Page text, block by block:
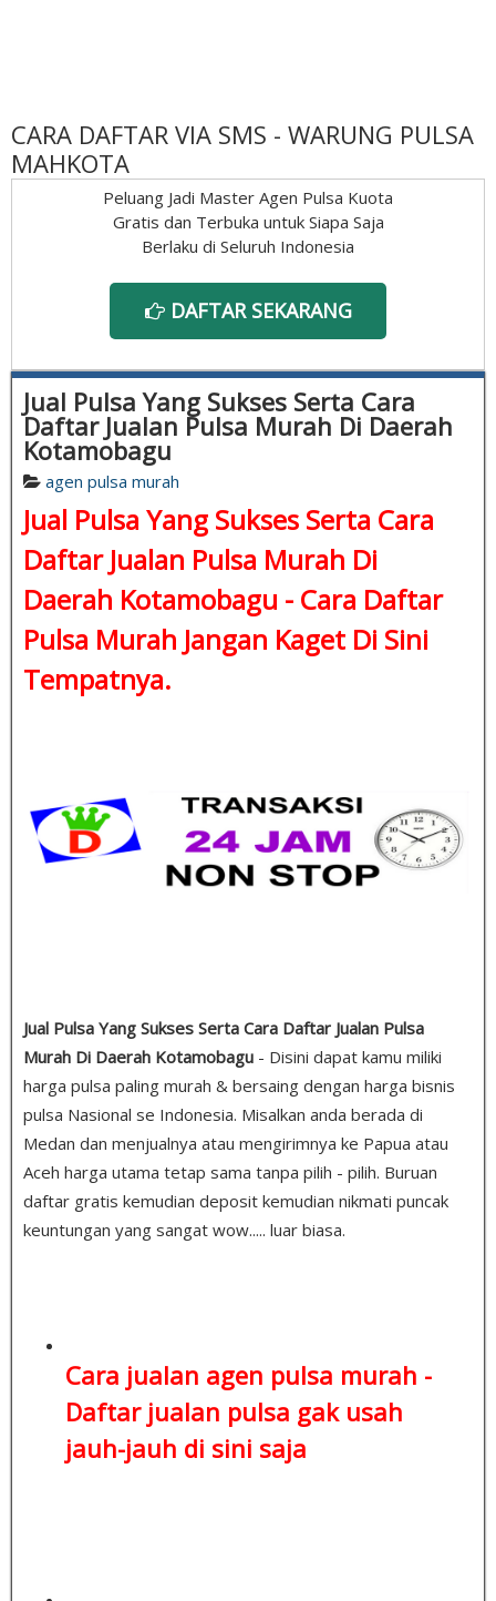
CARA DAFTAR VIA SMS - WARUNG PULSA
MAHKOTA
Peluang Jadi Master Agen Pulsa Kuota
Gratis dan Terbuka untuk Siapa Saja
Berlaku di Seluruh Indonesia
DAFTAR SEKARANG
Jual Pulsa Yang Sukses Serta Cara
Daftar Jualan Pulsa Murah Di Daerah
Kotamobagu
agen pulsa murah
Jual Pulsa Yang Sukses Serta Cara
Daftar Jualan Pulsa Murah Di
Daerah Kotamobagu - Cara Daftar
Pulsa Murah Jangan Kaget Di Sini
Tempatnya.
Jual Pulsa Yang Sukses Serta Cara Daftar Jualan Pulsa
Murah Di Daerah Kotamobagu - Disini dapat kamu miliki
harga pulsa paling murah & bersaing dengan harga bisnis
pulsa Nasional se Indonesia. Misalkan anda berada di
Medan dan menjualnya atau mengirimnya ke Papua atau
Aceh harga utama tetap sama tanpa pilih - pilih. Buruan
daftar gratis kemudian deposit kemudian nikmati puncak
keuntungan yang sangat wow..... luar biasa.
Cara jualan agen pulsa murah -
Daftar jualan pulsa gak usah
jauh-jauh di sini saja